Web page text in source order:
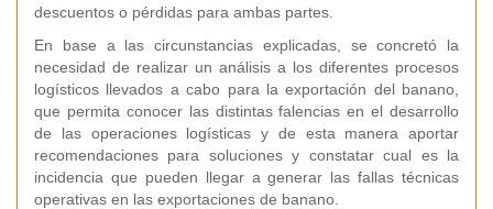
descuentos o pérdidas para ambas partes.
En base a las circunstancias explicadas, se concretó la
necesidad de realizar un análisis a los diferentes procesos
logísticos llevados a cabo para la exportación del banano,
que permita conocer las distintas falencias en el desarrollo
de las operaciones logísticas y de esta manera aportar
recomendaciones para soluciones y constatar cual es la
incidencia que pueden llegar a generar las fallas técnicas
operativas en las exportaciones de banano.